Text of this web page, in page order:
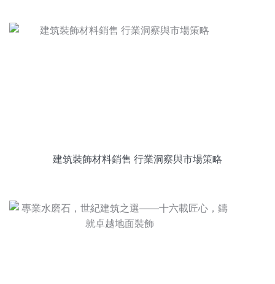
建筑裝飾材料銷售 行業洞察與市場策略